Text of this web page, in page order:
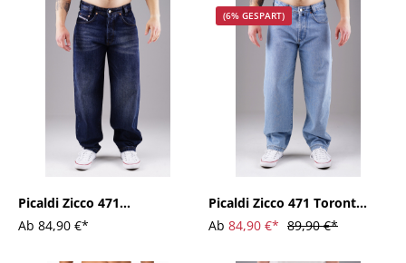
Picaldi Zicco 471
Hurricane Herren Jeans –
Loose Tapered Fit
Ab 84,90 €*
(6% GESPART)
Picaldi Zicco 471 Toronto
Herren Jeans – Loose
Tapered Fit Light Blue
Ab 84,90 €* 89,90 €*